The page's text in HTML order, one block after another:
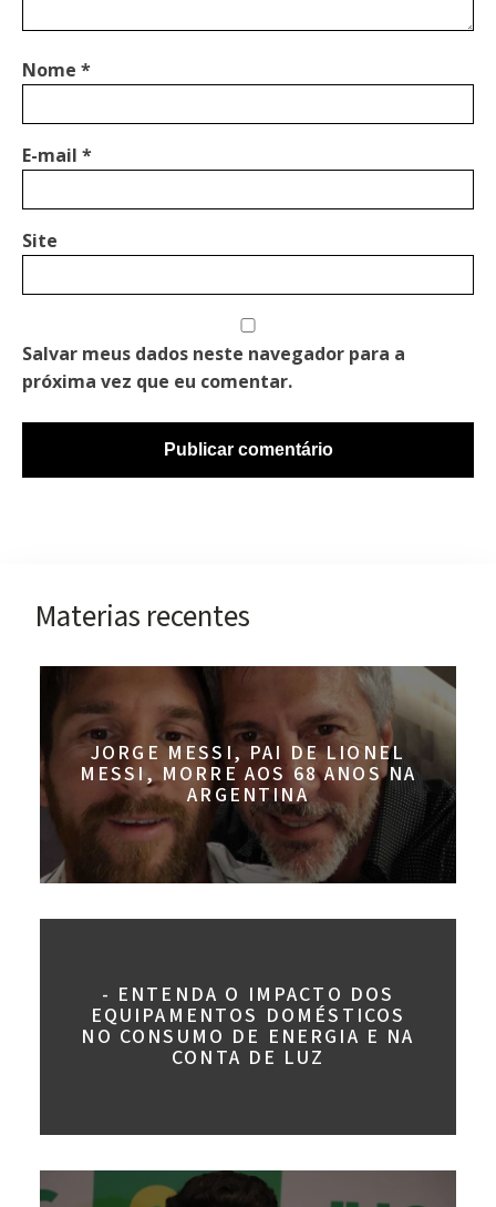
Nome *
E-mail *
Site
Salvar meus dados neste navegador para a
próxima vez que eu comentar.
Materias recentes
JORGE MESSI, PAI DE LIONEL
MESSI, MORRE AOS 68 ANOS NA
ARGENTINA
- ENTENDA O IMPACTO DOS
EQUIPAMENTOS DOMÉSTICOS
NO CONSUMO DE ENERGIA E NA
CONTA DE LUZ